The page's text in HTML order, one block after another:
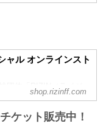
ぞ！
5月23日（土）10時より
かった方は是非、こ
龍誠
vs. トニー・ララミー
：5分 3R（57.0kg）
ー・ララミー
ョウ vs. 貴賢神
：5分3R（120.0kg）
賢神
ャル オンラインスト
団体「RIZIN（ライジ
ズ販売店。大会やイベ
RIZINを身近に感じよ
shop.rizinff.com
ケット販売中！